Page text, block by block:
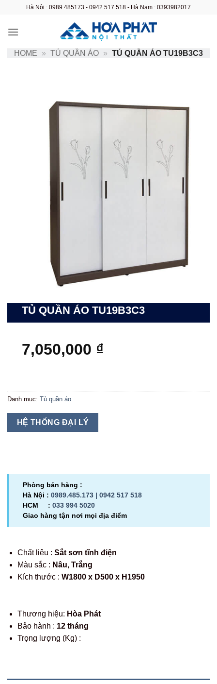
nội
Hà Nội : 0989 485173 - 0942 517 518 - Hà Nam : 0393982017
HOME » TỦ QUẦN ÁO » TỦ QUẦN ÁO TU19B3C3
TỦ QUẦN ÁO TU19B3C3
7,050,000 ₫
Danh mục: Tủ quần áo
HỆ THỐNG ĐẠI LÝ
Phòng bán hàng :
Hà Nội : 0989.485.173 | 0942 517 518
HCM : 033 994 5020
Giao hàng tận nơi mọi địa điểm
Chất liệu : Sắt sơn tĩnh điện
Màu sắc : Nâu, Trắng
Kích thước : W1800 x D500 x H1950
Thương hiệu: Hòa Phát
Bảo hành : 12 tháng
Trọng lượng (Kg) :